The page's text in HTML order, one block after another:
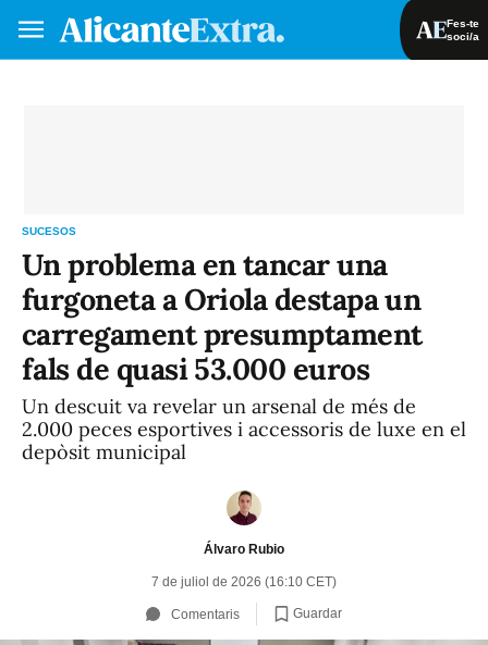
Fes-te
soci/a
SUCESOS
Un problema en tancar una
furgoneta a Oriola destapa un
carregament presumptament
fals de quasi 53.000 euros
Un descuit va revelar un arsenal de més de
2.000 peces esportives i accessoris de luxe en el
depòsit municipal
Álvaro Rubio
7 de juliol de 2026 (16:10 CET)
Comentaris Guardar